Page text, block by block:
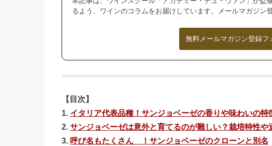
るよう、ワインのコラムをお届けしています。メールマガジン
無料メールマガジン登録フ
【目次】
1. イタリア代表品種！サンジョベーゼの香りや味わいの特
2. サンジョベーゼは意外と育てるのが難しい？栽培特性や
3. 呼び名もたくさん ！サンジョベーゼのクローンと別名